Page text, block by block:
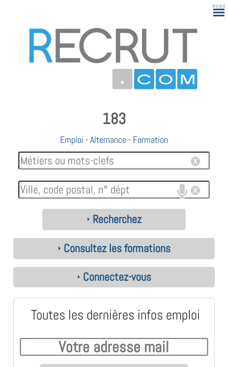
183
Emploi -Alternance - Formation
Recherchez
Consultez les formations
Connectez-vous
Toutes les dernières infos emploi